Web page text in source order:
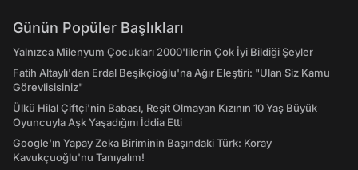
Günün Popüler Başlıkları
Yalnızca Milenyum Çocukları 2000'lilerin Çok İyi Bildiği Şeyler
Fatih Altaylı'dan Erdal Beşikçioğlu'na Ağır Eleştiri: "Ulan Siz Kamu
Görevlisisiniz"
Ülkü Hilal Çiftçi'nin Babası, Reşit Olmayan Kızının 10 Yaş Büyük
Oyuncuyla Aşk Yaşadığını İddia Etti
Google'ın Yapay Zeka Biriminin Başındaki Türk: Koray
Kavukçuoğlu'nu Tanıyalım!